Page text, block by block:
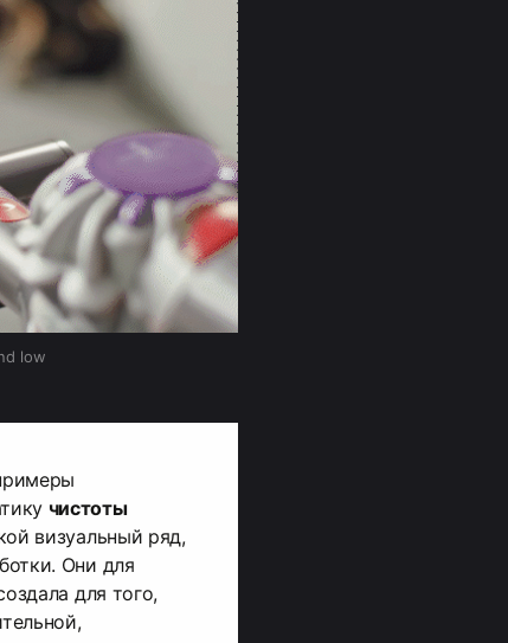
low
чистоты
визуальный ряд,
Они для
для того,